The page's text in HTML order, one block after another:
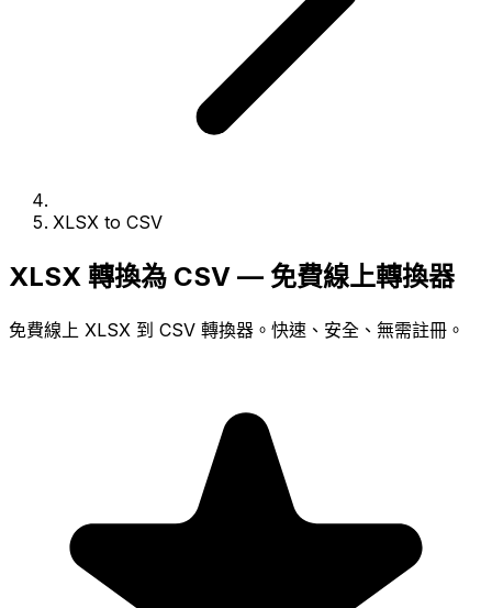
XLSX to CSV
XLSX 轉換為 CSV — 免費線上轉換器
免費線上 XLSX 到 CSV 轉換器。快速、安全、無需註冊。